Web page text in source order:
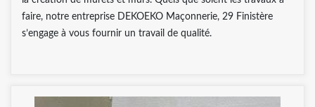
faire, notre entreprise DEKOEKO Maçonnerie, 29 Finistère
s’engage à vous fournir un travail de qualité.